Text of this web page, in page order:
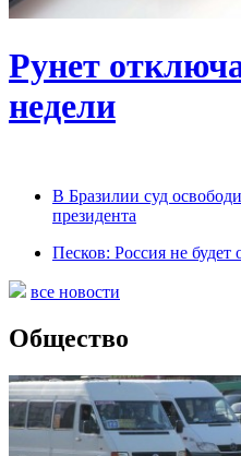
Рунет
недели
В Бразилии суд
президента
Песков: Россия не будет
все новости
Общество